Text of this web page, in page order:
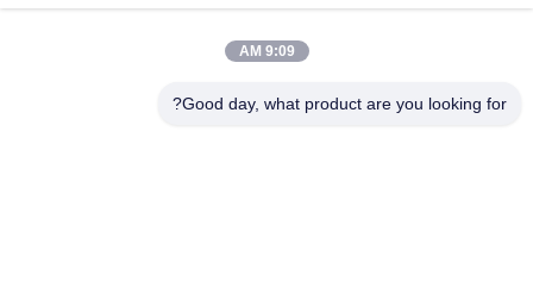
جولة في المعمل
اتصل بنا
9:09 AM
Good day, what product are you looking for?